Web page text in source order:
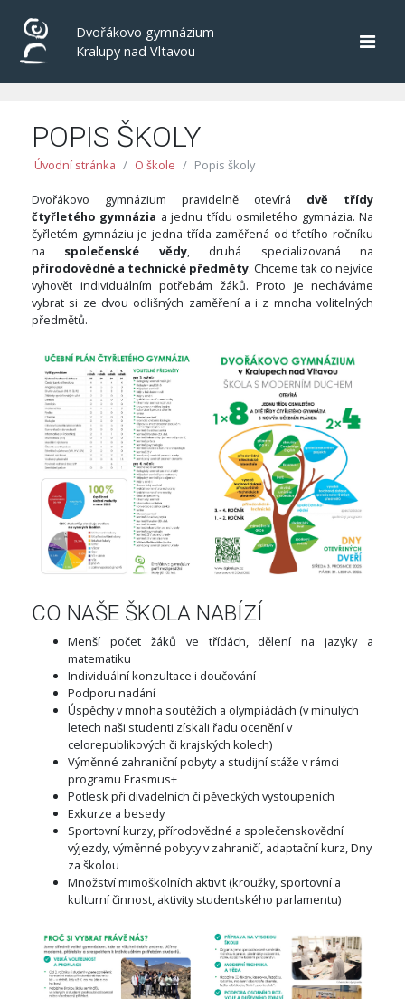
Dvořákovo gymnázium
Kralupy nad Vltavou
POPIS ŠKOLY
Úvodní stránka O škole Popis školy
Dvořákovo gymnázium pravidelně otevírá dvě třídy
čtyřletého gymnázia a jednu třídu osmiletého gymnázia. Na
čyřletém gymnáziu je jedna třída zaměřená od třetího ročníku
na společenské vědy, druhá specializovaná na
přírodovědné a technické předměty. Chceme tak co nejvíce
vyhovět individuálním potřebám žáků. Proto je necháváme
vybrat si ze dvou odlišných zaměření a i z mnoha volitelných
předmětů.
CO NAŠE ŠKOLA NABÍZÍ
Menší počet žáků ve třídách, dělení na jazyky a
matematiku
Individuální konzultace i doučování
Podporu nadání
Úspěchy v mnoha soutěžích a olympiádách (v minulých
letech naši studenti získali řadu ocenění v
celorepublikových či krajských kolech)
Výměnné zahraniční pobyty a studijní stáže v rámci
programu Erasmus+
Potlesk při divadelních či pěveckých vystoupeních
Exkurze a besedy
Sportovní kurzy, přírodovědné a společenskovědní
výjezdy, výměnné pobyty v zahraničí, adaptační kurz, Dny
za školou
Množství mimoškolních aktivit (kroužky, sportovní a
kulturní činnost, aktivity studentského parlamentu)